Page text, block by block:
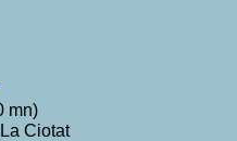
mn)
Ciotat